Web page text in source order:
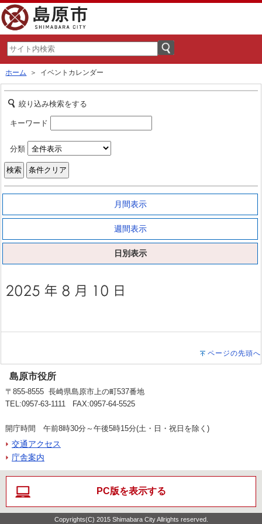
ホーム ＞ イベントカレンダー
絞り込み検索をする
キーワード
分類
月間表示
週間表示
日別表示
ページの先頭へ
島原市役所
〒855-8555 長崎県島原市上の町537番地
TEL:0957-63-1111 FAX:0957-64-5525
開庁時間 午前8時30分～午後5時15分(土・日・祝日を除く)
交通アクセス
庁舎案内
PC版を表示する
Copyrights(C) 2015 Shimabara City Allrights reserved.